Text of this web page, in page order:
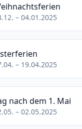
– 04.01.2025
– 19.04.2025
nach dem 1. Mai
– 02.05.2025